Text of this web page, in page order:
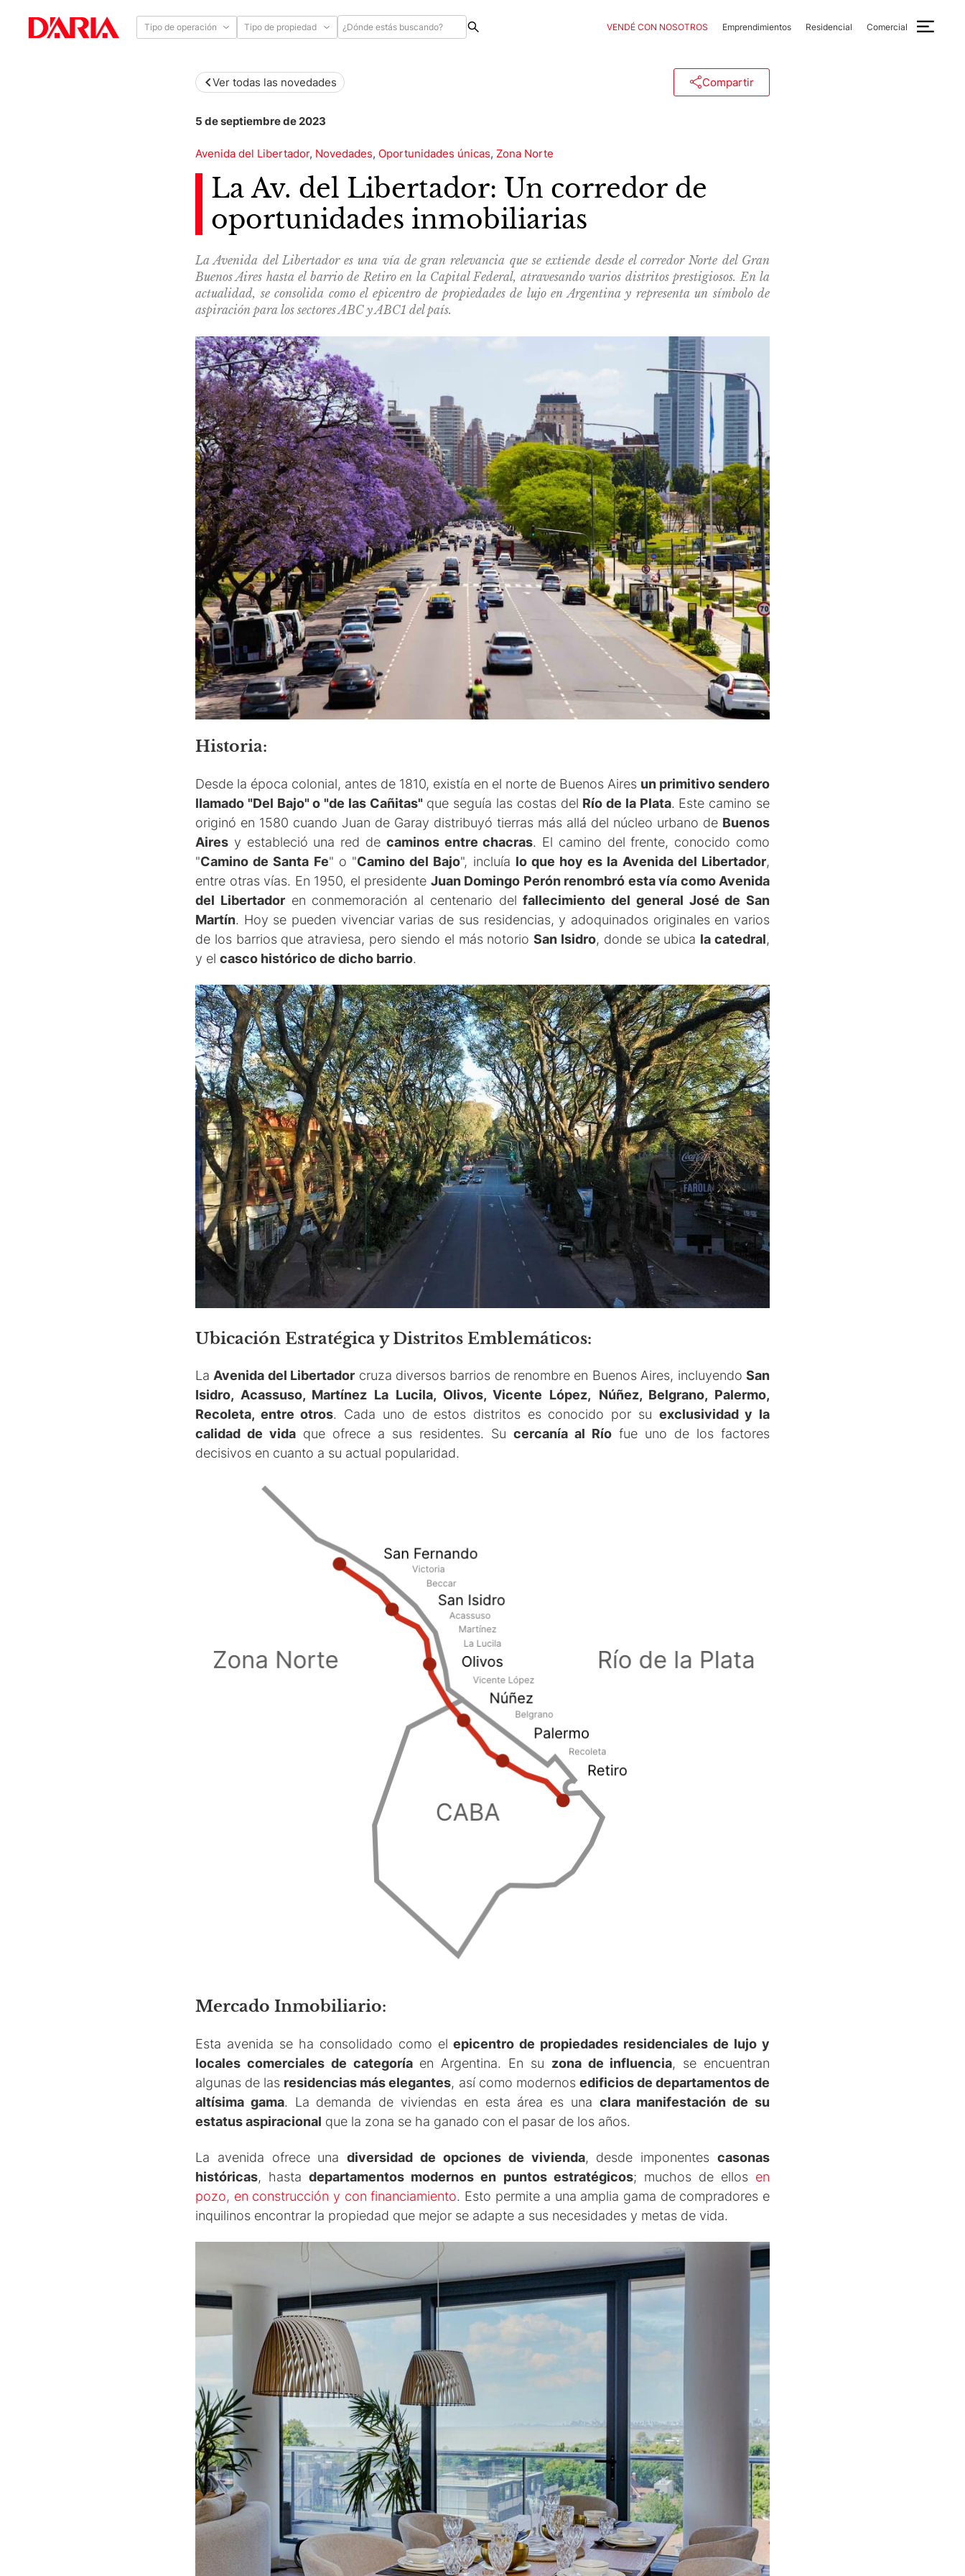
Tipo de operación Tipo de propiedad VENDÉ CON NOSOTROS Emprendimientos Residencial Comercial
Ver todas las novedades Compartir
5 de septiembre de 2023
Avenida del Libertador, Novedades, Oportunidades únicas, Zona Norte
La Av. del Libertador: Un corredor de
oportunidades inmobiliarias
La Avenida del Libertador es una vía de gran relevancia que se extiende desde el corredor Norte del Gran
Buenos Aires hasta el barrio de Retiro en la Capital Federal, atravesando varios distritos prestigiosos. En la
actualidad, se consolida como el epicentro de propiedades de lujo en Argentina y representa un símbolo de
aspiración para los sectores ABC y ABC1 del país.
Historia:
Desde la época colonial, antes de 1810, existía en el norte de Buenos Aires un primitivo sendero
llamado "Del Bajo" o "de las Cañitas"que seguía las costas del Río de la Plata. Este camino se
originó en 1580 cuando Juan de Garay distribuyó tierras más allá del núcleo urbano de Buenos
Aires y estableció una red de caminos entre chacras. El camino del frente, conocido como
"Camino de Santa Fe" o "Camino del Bajo", incluía lo que hoy es la Avenida del Libertador,
entre otras vías. En 1950, el presidente Juan Domingo Perón renombró esta vía como Avenida
del Libertadoren conmemoración al centenario delfallecimiento del general José de San
Martín. Hoy se pueden vivenciar varias de sus residencias, y adoquinados originales en varios
de los barrios que atraviesa, pero siendo el más notorioSan Isidro, donde se ubica la catedral,
y el casco histórico de dicho barrio.
Ubicación Estratégica y Distritos Emblemáticos:
La Avenida del Libertador cruza diversos barrios de renombre en Buenos Aires, incluyendoSan
Isidro, Acassuso, Martínez La Lucila, Olivos, Vicente López,
Núñez, Belgrano, Palermo,
Recoleta, entre otros. Cada uno de estos distritos es conocido por su exclusividad y la
calidad de vida que ofrece a sus residentes. Su cercanía al Río fue uno de los factores
decisivos en cuanto a su actual popularidad.
Mercado Inmobiliario:
Esta avenida se ha consolidado como elepicentro de propiedades residenciales de lujo y
locales comerciales de categoríaen Argentina. En su zona de influencia, se encuentran
algunas de las residencias más elegantes, así como modernos edificios de departamentos de
altísima gama. La demanda de viviendas en esta área es una clara manifestación de su
estatus aspiracional que la zona se ha ganado con el pasar de los años.
La avenida ofrece unadiversidad de opciones de vivienda, desde imponentescasonas
históricas, hastadepartamentos modernos en puntos estratégicos; muchos de ellos en
pozo, en construcción y con financiamiento. Esto permite a una amplia gama de compradores e
inquilinos encontrar la propiedad que mejor se adapte a sus necesidades y metas de vida.